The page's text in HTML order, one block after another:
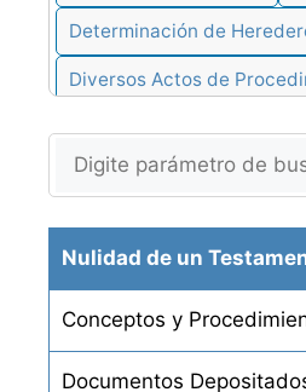
Determinación de
Diversos Actos de
Divorcio por
Embargo Conservatorio
Embargo de Muebles en
Embargo por Hipoteca
Embargo de Objetos
Embargo Retentivo en
Nulidad de un
Conceptos y
Documentos